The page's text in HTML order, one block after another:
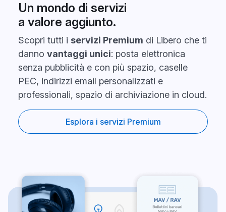
Un mondo di servizi
a valore aggiunto.
Scopri tutti i servizi Premium di Libero che ti
danno vantaggi unici: posta elettronica
senza pubblicità e con più spazio, caselle
PEC, indirizzi email personalizzati e
professionali, spazio di archiviazione in cloud.
Esplora i servizi Premium